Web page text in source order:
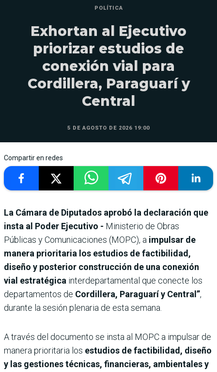
POLÍTICA
Exhortan al Ejecutivo
priorizar estudios de
conexión vial para
Cordillera, Paraguarí y
Central
5 DE AGOSTO DE 2026 19:00
Compartir en redes
La Cámara de Diputados aprobó la declaración que
insta al Poder Ejecutivo - Ministerio de Obras
Públicas y Comunicaciones (MOPC), a impulsar de
manera prioritaria los estudios de factibilidad,
diseño y posterior construcción de una conexión
vial estratégica interdepartamental que conecte los
departamentos de Cordillera, Paraguarí y Central”,
durante la sesión plenaria de esta semana.
A través del documento se insta al MOPC a impulsar de
manera prioritaria los estudios de factibilidad, diseño
y las gestiones técnicas, financieras, ambientales y